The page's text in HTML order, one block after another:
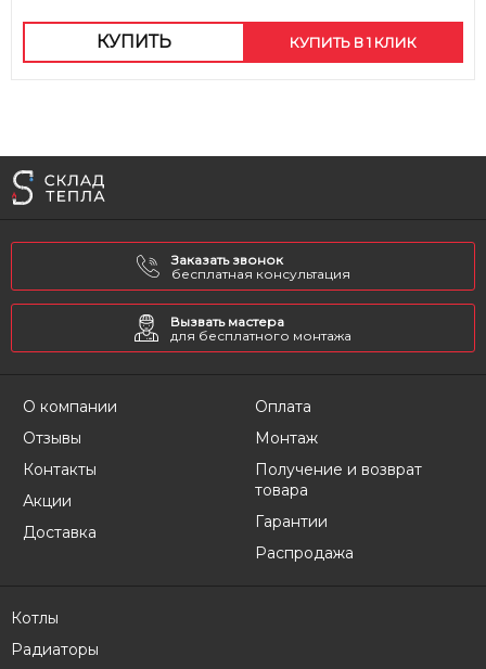
КУПИТЬ КУПИТЬ В 1 КЛИК
Заказать звонок
бесплатная консультация
Вызвать мастера
для бесплатного монтажа
О компании
Отзывы
Контакты
Акции
Доставка
Оплата
Монтаж
Получение и возврат
товара
Гарантии
Распродажа
Котлы
Радиаторы